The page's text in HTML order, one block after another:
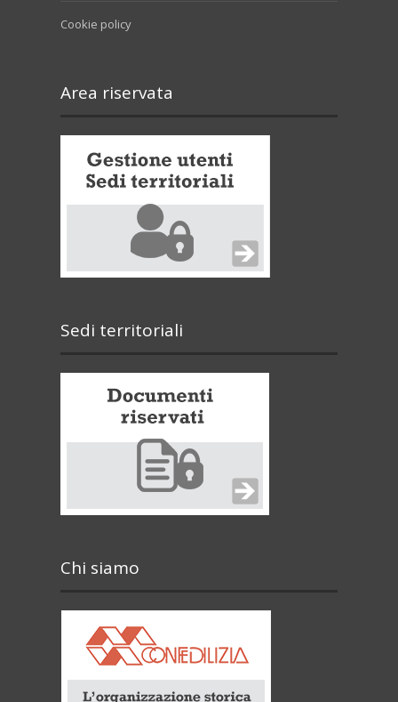
Cookie policy
Area riservata
Sedi territoriali
Chi siamo